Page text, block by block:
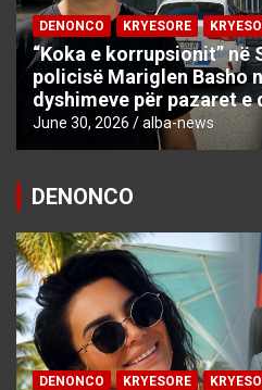
DENONCO KRYESORE
“Koka e korrupsionit” në
policisë Mariglen Basho
dyshimeve për pazaret e
June 30, 2026 alba-news
DENONCO
DENONCO KRYESORE